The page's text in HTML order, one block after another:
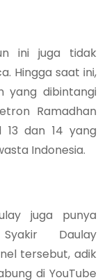
ini juga tidak
Hingga saat ini,
yang dibintangi
Ramadhan
13 dan 14 yang
Indonesia.
juga punya
Daulay
tersebut, adik
di YouTube